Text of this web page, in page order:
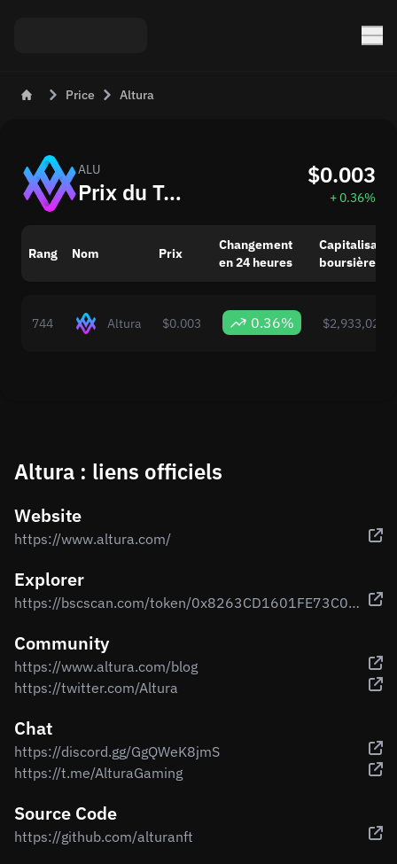
Price Altura
ALU
Prix du Token Altura (ALU) Aujourd’hui
$0.003
+ 0.36%
Rang Nom Prix
Changement
en 24 heures
boursière
744 Altura $0.003 0.36%
Altura : liens officiels
Website
https://www.altura.com/
Explorer
https://bscscan.com/token/0x8263CD1601FE73C066bf49cc09841f35348e3be0
Community
https://www.altura.com/blog
https://twitter.com/Altura
Chat
https://discord.gg/GgQWeK8jmS
https://t.me/AlturaGaming
Source Code
https://github.com/alturanft